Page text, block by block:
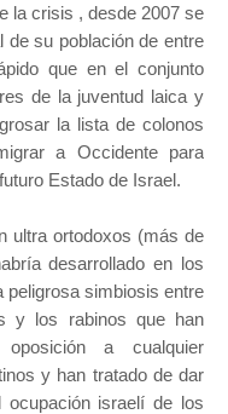
la crisis , desde 2007 se
de su población de entre
que en el conjunto
de la juventud laica y
la lista de colonos
a Occidente para
Estado de Israel.
ultra ortodoxos (más de
desarrollado en los
peligrosa simbiosis entre
y los rabinos que han
a cualquier
y han tratado de dar
ocupación israelí de los